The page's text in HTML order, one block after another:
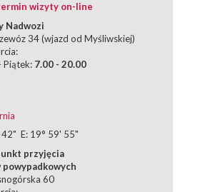
wizyty on-line
Nadwozi
34 (wjazd od Myśliwskiej)
Piątek: 7.00 - 20.00
42" E: 19° 59' 55"
przyjęcia
powypadkowych
60